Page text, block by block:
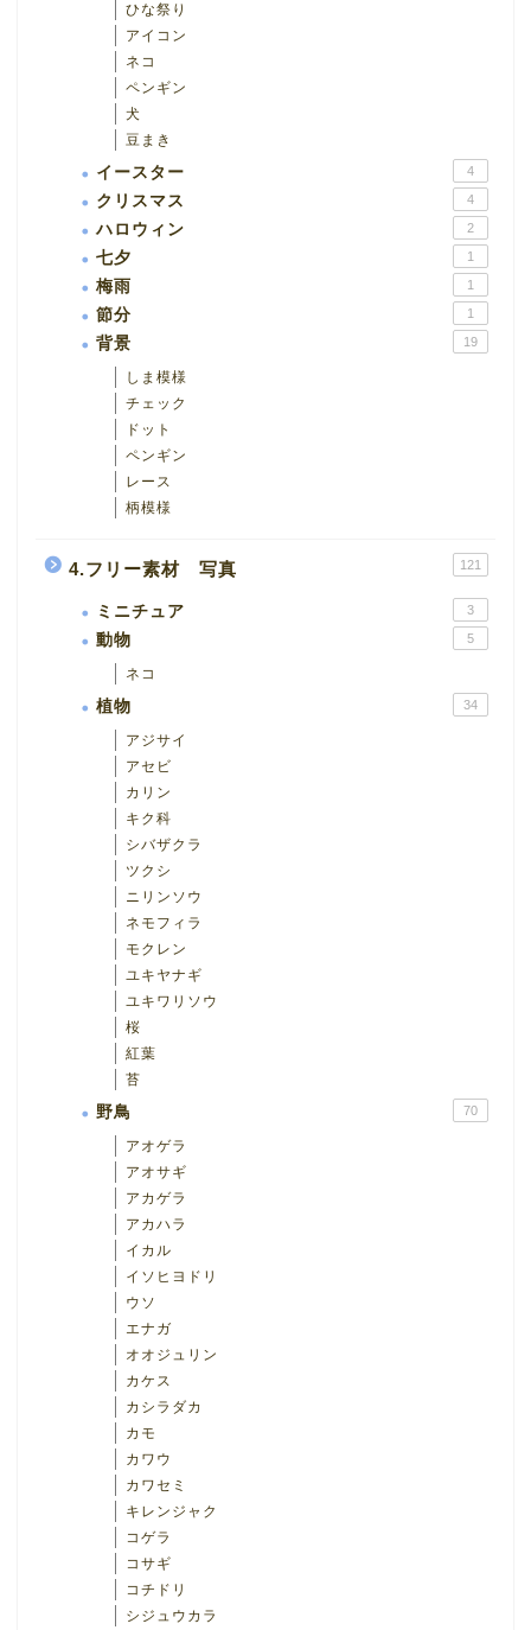
ひな祭り
アイコン
ネコ
ペンギン
犬
豆まき
イースター 4
クリスマス 4
ハロウィン 2
七夕 1
梅雨 1
節分 1
背景 19
しま模様
チェック
ドット
ペンギン
レース
柄模様
4.フリー素材 写真 121
ミニチュア 3
動物 5
ネコ
植物 34
アジサイ
アセビ
カリン
キク科
シバザクラ
ツクシ
ニリンソウ
ネモフィラ
モクレン
ユキヤナギ
ユキワリソウ
桜
紅葉
苔
野鳥 70
アオゲラ
アオサギ
アカゲラ
アカハラ
イカル
イソヒヨドリ
ウソ
エナガ
オオジュリン
カケス
カシラダカ
カモ
カワウ
カワセミ
キレンジャク
コゲラ
コサギ
コチドリ
シジュウカラ